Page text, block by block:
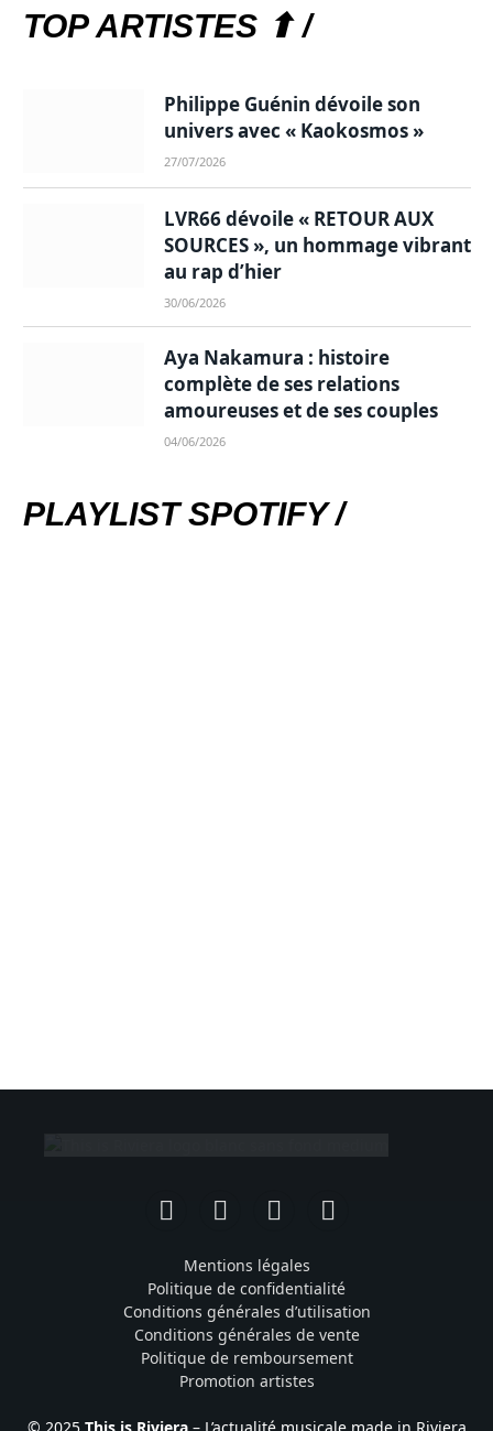
TOP ARTISTES ⬆ /
Philippe Guénin dévoile son
univers avec « Kaokosmos »
27/07/2026
LVR66 dévoile « RETOUR AUX
SOURCES », un hommage vibrant
au rap d’hier
30/06/2026
Aya Nakamura : histoire
complète de ses relations
amoureuses et de ses couples
04/06/2026
PLAYLIST SPOTIFY /
FacebookInstagramTikTok YouTube
Mentions légales
Politique de confidentialité
Conditions générales d’utilisation
Conditions générales de vente
Politique de remboursement
Promotion artistes